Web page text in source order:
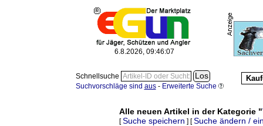
6.8.2026, 09:46:07
Schnellsuche
Suchvorschläge sind aus- Erweiterte Suche
Alle neuen Artikel in der Kategorie "
[Suche speichern ] [Suche ändern /